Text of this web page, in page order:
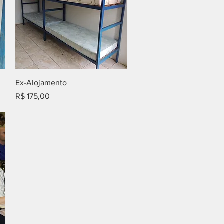
Visualização rápida
Ex-Alojamento
Preço
R$ 175,00